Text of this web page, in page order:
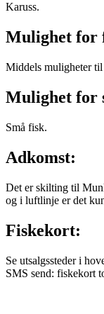
Karuss.
Mulighet for
Middels muligheter til
Mulighet for
Små fisk.
Adkomst:
Det er skilting til
og i luftlinje er det
Fiskekort:
Se utsalgssteder i
SMS send: fiskekort